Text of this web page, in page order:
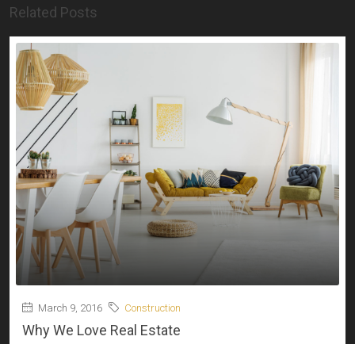
Related Posts
March 9, 2016 Construction
Why We Love Real Estate